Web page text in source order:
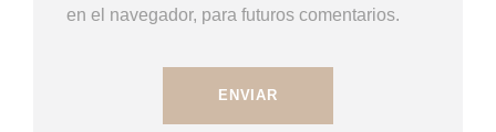
en el navegador, para futuros comentarios.